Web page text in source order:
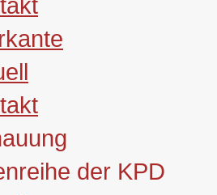
der KPD